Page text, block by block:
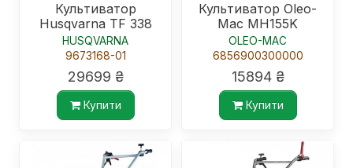
Культиватор
Husqvarna TF 338
HUSQVARNA
9673168-01
29699 ₴
Купити
Культиватор Oleo-
Mac MH155K
OLEO-MAC
6856900300000
15894 ₴
Купити